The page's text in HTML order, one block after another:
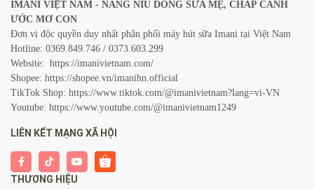
IMANI VIỆT NAM - NÂNG NIU DÒNG SỮA MẸ, CHẮP CÁNH
ƯỚC MƠ CON
Đơn vị độc quyền duy nhất phân phối máy hút sữa Imani tại Việt Nam
Hotline: 0369.849.746 / 0373.603.299
Website: https://imanivietnam.com/
Shopee: https://shopee.vn/imanihn.official
TikTok Shop: https://www.tiktok.com/@imanivietnam?lang=vi-VN
Youtube: https://www.youtube.com/@imanivietnam1249
LIÊN KẾT MẠNG XÃ HỘI
THƯƠNG HIỆU